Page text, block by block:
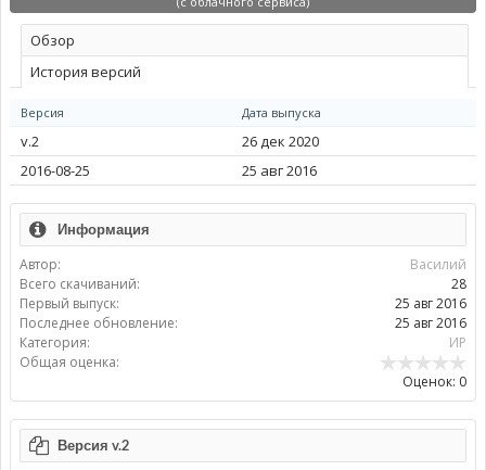
Обзoр
История версий
Версия Дата выпуска
v.2
26 дек 2020
2016-08-25
25 авг 2016
Информация
Автор:
Василий
Всего скачиваний:
28
Первый выпуск:
25 авг 2016
Последнее обновление:
25 авг 2016
Категория:
ИР
Общая оценка:
Оценок: 0
Версия v.2